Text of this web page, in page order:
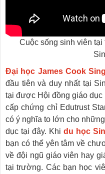
Cuộc sống sinh viên
Đại học James Cook
đầu tiên và duy nhất tại
tại được Hội đồng giáo dục
cấp chứng chỉ Edutrust
có ý nghĩa to lớn cho
dục tại đây. Khi du học
bạn có thể yên tâm về
về đội ngũ giáo viên hay
tại trường. Các bạn học